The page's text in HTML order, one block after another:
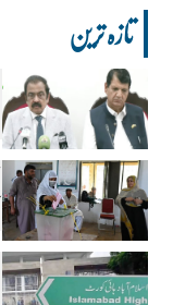
تازہ ترین